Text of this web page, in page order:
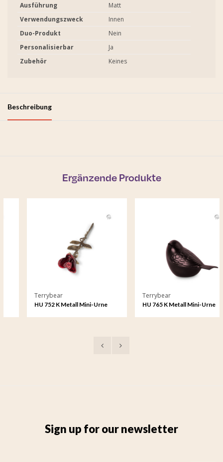
Ausführung
Matt
Verwendungszweck
Innen
Duo-Produkt
Nein
Personalisierbar
Ja
Zubehör
Keines
Beschreibung
Ergänzende Produkte
Terrybear
HU 752 K Metall Mini-Urne
Terrybear
HU 765 K Metall Mini-Urne
Sign up for our newsletter